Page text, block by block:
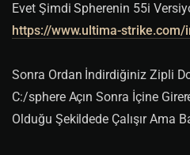
Evet Şimdi Spherenin 55i
https://www.ultima-strike.com/
Sonra Ordan İndirdiğiniz Zipli
C:/sphere Açın Sonra İçine
Olduğu Şekildede Çalışır Ama